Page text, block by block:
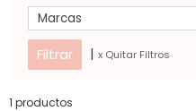
Marcas
| x Quitar Filtros
1 productos